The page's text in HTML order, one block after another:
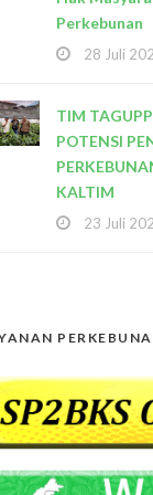
Perkebunan
28 Juli
TIM
POTENSI
KALTIM
23 Juli